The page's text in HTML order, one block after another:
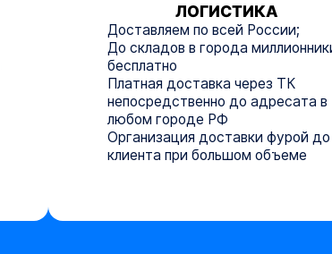
ЛОГИСТИКА
Доставляем по всей России;
До складов в города
бесплатно
Платная доставка через ТК
непосредственно до адресата в
любом городе РФ
Организация доставки фурой до
клиента при большом объеме